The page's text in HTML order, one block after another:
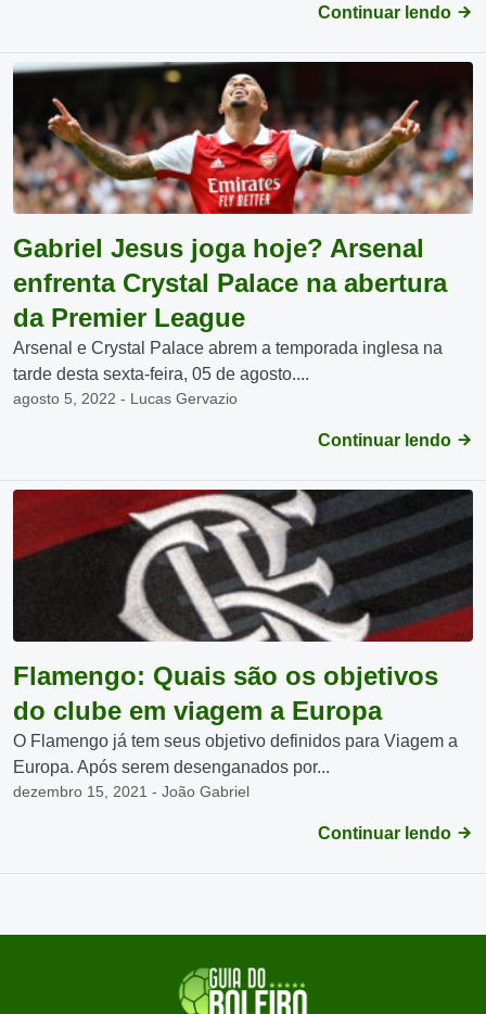
Continuar lendo
Gabriel Jesus joga hoje? Arsenal
enfrenta Crystal Palace na abertura
da Premier League
Arsenal e Crystal Palace abrem a temporada inglesa na
tarde desta sexta-feira, 05 de agosto....
agosto 5, 2022 - Lucas Gervazio
Continuar lendo
Flamengo: Quais são os objetivos
do clube em viagem a Europa
O Flamengo já tem seus objetivo definidos para Viagem a
Europa. Após serem desenganados por...
dezembro 15, 2021 - João Gabriel
Continuar lendo